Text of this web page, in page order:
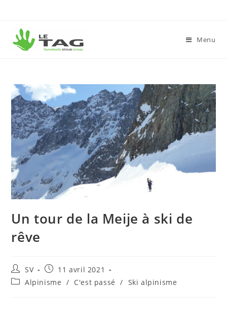
Menu
Un tour de la Meije à ski de
rêve
SV
11 avril 2021
Alpinisme / C'est passé / Ski alpinisme